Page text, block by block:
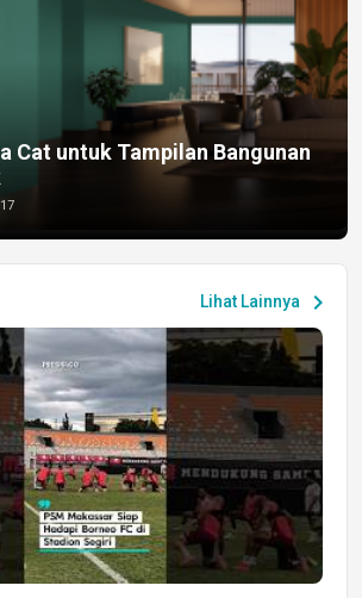
Cat untuk Tampilan Bangunan
Lihat Lainnya chevron_right